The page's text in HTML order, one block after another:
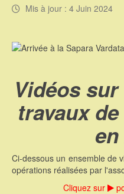
Mis à jour : 4 Juin 2024
Vidéos
travaux
Ci-dessous un ensemble de
opérations réalisées par
Cliquez sur